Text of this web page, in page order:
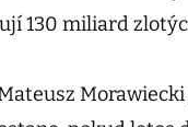
130 miliard